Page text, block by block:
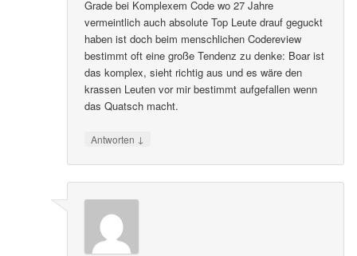
Grade bei Komplexem Code wo 27 Jahre
vermeintlich auch absolute Top Leute drauf geguckt
haben ist doch beim menschlichen Codereview
bestimmt oft eine große Tendenz zu denke: Boar ist
das komplex, sieht richtig aus und es wäre den
krassen Leuten vor mir bestimmt aufgefallen wenn
das Quatsch macht.
Antworten ↓